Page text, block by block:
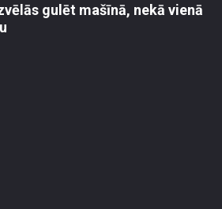
gulēt mašīnā, nekā vienā